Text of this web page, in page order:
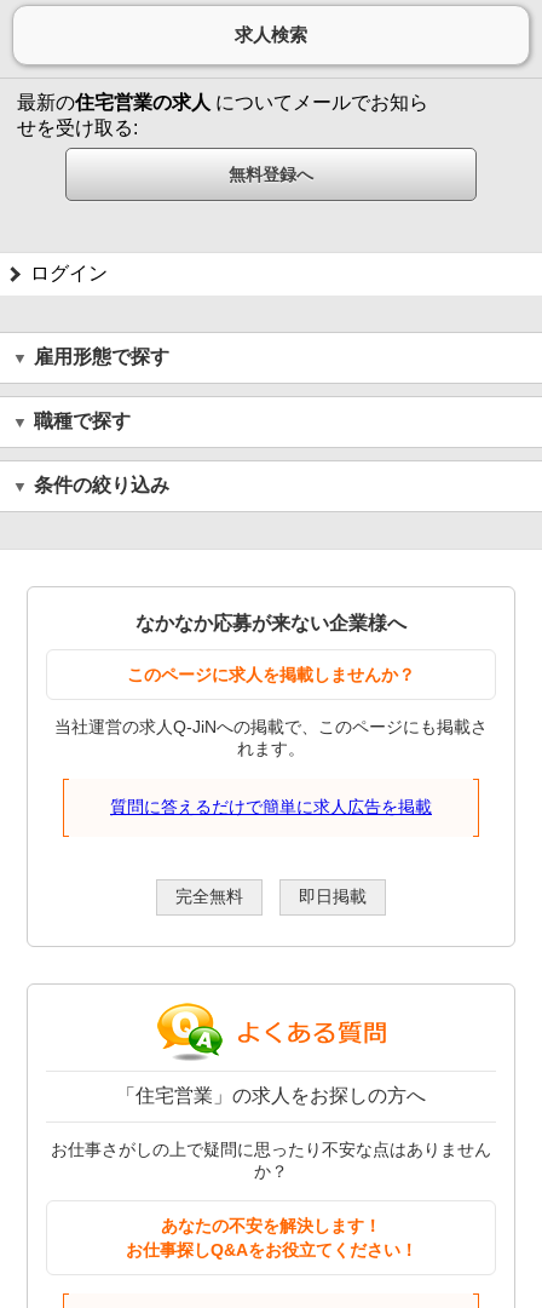
最新の住宅営業の求人 についてメールでお知ら
せを受け取る:
ログイン
雇用形態で探す
職種で探す
条件の絞り込み
なかなか応募が来ない企業様へ
このページに求人を掲載しませんか？
当社運営の求人Q-JiNへの掲載で、このページにも掲載さ
れます。
質問に答えるだけで簡単に求人広告を掲載
完全無料 即日掲載
「住宅営業」の求人をお探しの方へ
お仕事さがしの上で疑問に思ったり不安な点はありません
か？
あなたの不安を解決します！
お仕事探しQ&Aをお役立てください！